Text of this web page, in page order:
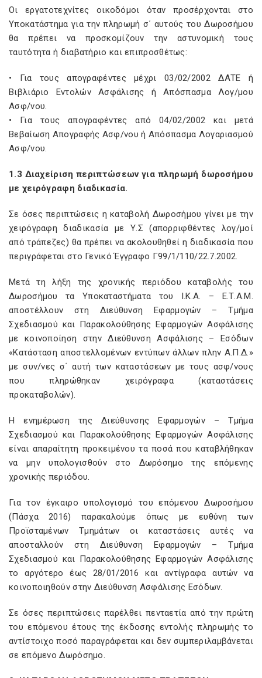
Οι εργατοτεχνίτες οικοδόμοι όταν προσέρχονται στο
Υποκατάστημα για την πληρωμή σ΄ αυτούς του Δωροσήμου
θα πρέπει να προσκομίζουν την αστυνομική τους
ταυτότητα ή διαβατήριο και επιπροσθέτως:
• Για τους απογραφέντες μέχρι 03/02/2002 ΔΑΤΕ ή
Βιβλιάριο Εντολών Ασφάλισης ή Απόσπασμα Λογ/μου
Ασφ/νου.
• Για τους απογραφέντες από 04/02/2002 και μετά
Βεβαίωση Απογραφής Ασφ/νου ή Απόσπασμα Λογαριασμού
Ασφ/νου.
1.3 Διαχείριση περιπτώσεων για πληρωμή δωροσήμου
με χειρόγραφη διαδικασία.
Σε όσες περιπτώσεις η καταβολή Δωροσήμου γίνει με την
χειρόγραφη διαδικασία με Υ.Σ (απορριφθέντες λογ/μοί
από τράπεζες) θα πρέπει να ακολουθηθεί η διαδικασία που
περιγράφεται στο Γενικό Έγγραφο Γ99/1/110/22.7.2002.
Μετά τη λήξη της χρονικής περιόδου καταβολής του
Δωροσήμου τα Υποκαταστήματα του Ι.Κ.Α. – Ε.Τ.Α.Μ.
αποστέλλουν στη Διεύθυνση Εφαρμογών – Τμήμα
Σχεδιασμού και Παρακολούθησης Εφαρμογών Ασφάλισης
με κοινοποίηση στην Διεύθυνση Ασφάλισης – Εσόδων
«Κατάσταση αποστελλομένων εντύπων άλλων πλην Α.Π.Δ.»
με συν/νες σ΄ αυτή των καταστάσεων με τους ασφ/νους
που πληρώθηκαν χειρόγραφα (καταστάσεις
προκαταβολών).
Η ενημέρωση της Διεύθυνσης Εφαρμογών – Τμήμα
Σχεδιασμού και Παρακολούθησης Εφαρμογών Ασφάλισης
είναι απαραίτητη προκειμένου τα ποσά που καταβλήθηκαν
να μην υπολογισθούν στο Δωρόσημο της επόμενης
χρονικής περιόδου.
Για τον έγκαιρο υπολογισμό του επόμενου Δωροσήμου
(Πάσχα 2016) παρακαλούμε όπως με ευθύνη των
Προϊσταμένων Τμημάτων οι καταστάσεις αυτές να
αποσταλλούν στη Διεύθυνση Εφαρμογών – Τμήμα
Σχεδιασμού και Παρακολούθησης Εφαρμογών Ασφάλισης
το αργότερο έως 28/01/2016 και αντίγραφα αυτών να
κοινοποιηθούν στην Διεύθυνση Ασφάλισης Εσόδων.
Σε όσες περιπτώσεις παρέλθει πενταετία από την πρώτη
του επόμενου έτους της έκδοσης εντολής πληρωμής το
αντίστοιχο ποσό παραγράφεται και δεν συμπεριλαμβάνεται
σε επόμενο Δωρόσημο.